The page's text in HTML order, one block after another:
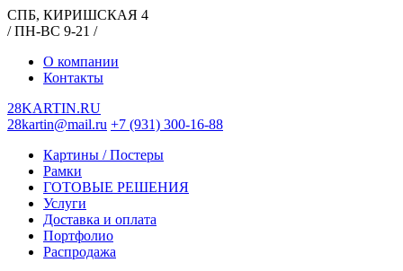
СПБ, КИРИШСКАЯ 4
/ ПН-ВС 9-21 /
О компании
Контакты
28KARTIN.RU
28kartin@mail.ru +7 (931) 300-16-88
Картины / Постеры
Рамки
ГОТОВЫЕ РЕШЕНИЯ
Услуги
Доставка и оплата
Портфолио
Распродажа